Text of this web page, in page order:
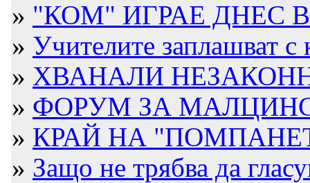
» "КОМ" ИГРАЕ ДНЕС
» Учителите заплашват с
» ХВАНАЛИ
» ФОРУМ ЗА
» КРАЙ НА
» Защо не трябва да